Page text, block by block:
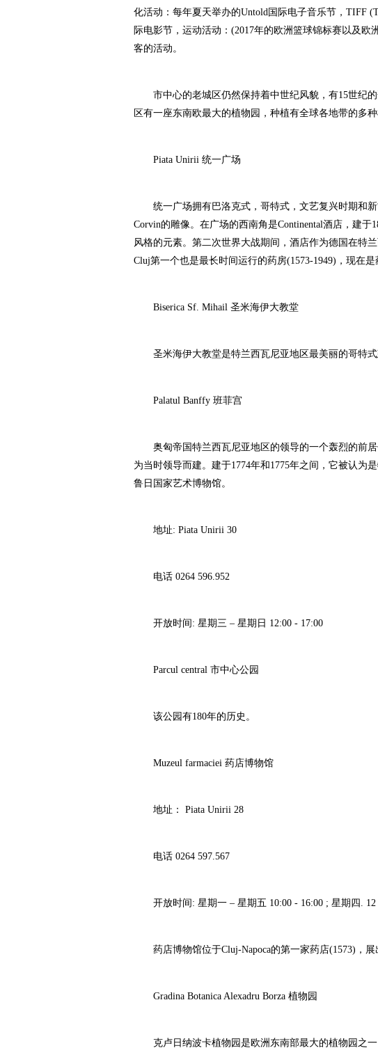
化活动：每年夏天举办的Untold国际电子音乐节，TIFF
际电影节，运动活动：(2017年的欧洲篮球锦标赛以及
客的活动。
市中心的老城区仍然保持着中世纪风貌，有15世纪的
区有一座东南欧最大的植物园，种植有全球各地带的多
Piata Unirii 统一广场
统一广场拥有巴洛克式，哥特式，文艺复兴时期和新
Corvin的雕像。在广场的西南角是Continental酒店，建
风格的元素。第二次世界大战期间，酒店作为德国在特
Cluj第一个也是最长时间运行的药房(1573-1949)，现在是
Biserica Sf. Mihail 圣米海伊大教堂
圣米海伊大教堂是特兰西瓦尼亚地区最美丽的哥特式
Palatul Banffy 班菲宫
奥匈帝国特兰西瓦尼亚地区的领导的一个轰烈的前居
为当时领导而建。建于1774年和1775年之间，它被认为
鲁日国家艺术博物馆。
地址: Piata Unirii 30
电话 0264 596.952
开放时间: 星期三 – 星期日 12:00 - 17:00
Parcul central 市中心公园
该公园有180年的历史。
Muzeul farmaciei 药店博物馆
地址： Piata Unirii 28
电话 0264 597.567
开放时间: 星期一 – 星期五 10:00 - 16:00 ; 星期四. 12
药店博物馆位于Cluj-Napoca的第一家药店(1573)，展
Gradina Botanica Alexadru Borza 植物园
克卢日纳波卡植物园是欧洲东南部最大的植物园之一